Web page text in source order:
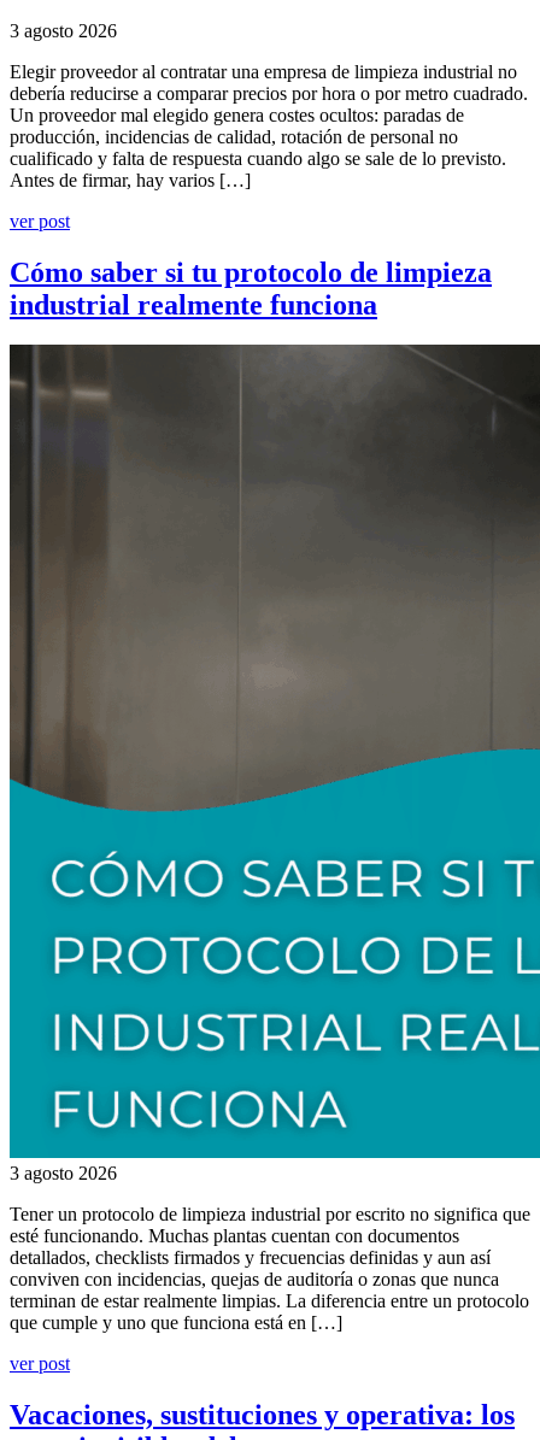
3 agosto 2026
Elegir proveedor al contratar una empresa de limpieza industrial no
debería reducirse a comparar precios por hora o por metro cuadrado.
Un proveedor mal elegido genera costes ocultos: paradas de
producción, incidencias de calidad, rotación de personal no
cualificado y falta de respuesta cuando algo se sale de lo previsto.
Antes de firmar, hay varios […]
ver post
Cómo saber si tu protocolo de limpieza
industrial realmente funciona
3 agosto 2026
Tener un protocolo de limpieza industrial por escrito no significa que
esté funcionando. Muchas plantas cuentan con documentos
detallados, checklists firmados y frecuencias definidas y aun así
conviven con incidencias, quejas de auditoría o zonas que nunca
terminan de estar realmente limpias. La diferencia entre un protocolo
que cumple y uno que funciona está en […]
ver post
Vacaciones, sustituciones y operativa: los